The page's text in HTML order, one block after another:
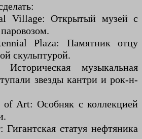
Village: Открытый музей с
Plaza: Памятник отцу
скульптурой.
музыкальная
звезды кантри и рок-н-
Art: Особняк с коллекцией
статуя нефтяника